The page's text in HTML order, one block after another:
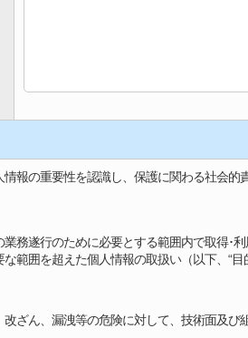
報の重要性を認識し、保護に関わる社会
務遂行のために必要とする範囲内で取得･
範囲を超えた個人情報の取扱い（以下、“
ざん、漏洩等の危険に対して、技術面及